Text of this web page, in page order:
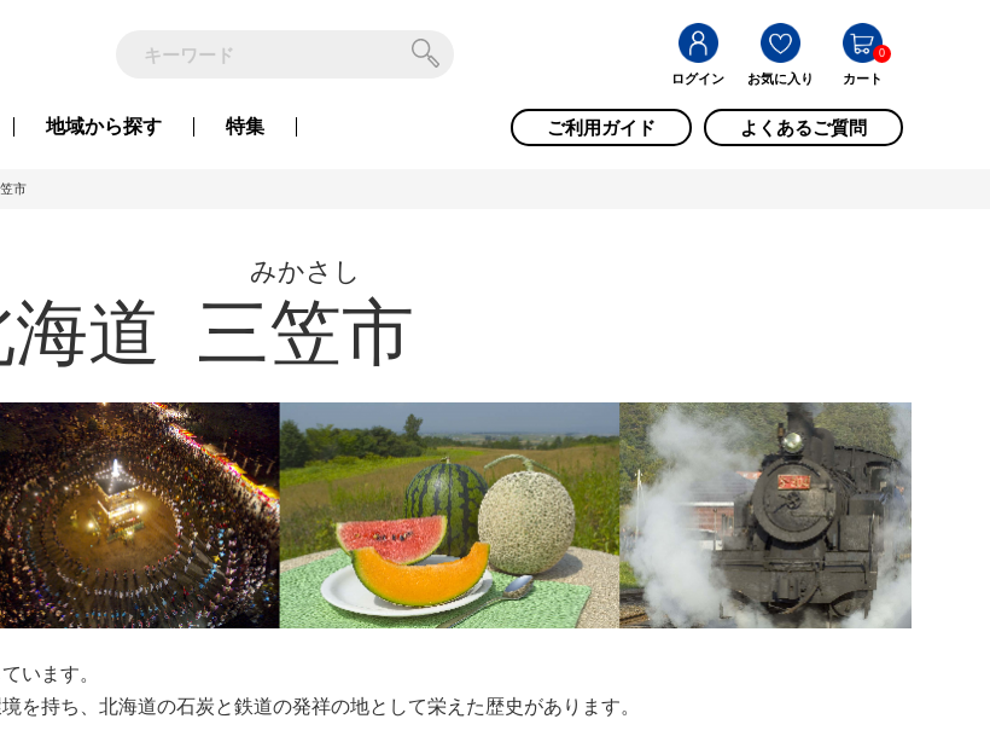
ログイン お気に入り カート
0
地域から探す 特集 ご利用ガイド よくあるご質問
市
道 三笠市
みかさし
います。
を持ち、北海道の石炭と鉄道の発祥の地として栄えた歴史があります。